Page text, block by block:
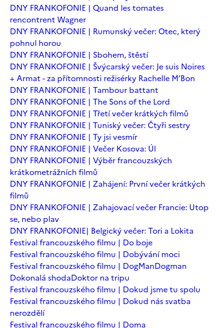
DNY FRANKOFONIE | Quand les tomates
rencontrent Wagner
DNY FRANKOFONIE | Rumunský večer: Otec, který
pohnul horou
DNY FRANKOFONIE | Sbohem, štěstí
DNY FRANKOFONIE | Švýcarský večer: Je suis Noires
+ Armat - za přítomnosti režisérky Rachelle M’Bon
DNY FRANKOFONIE | Tambour battant
DNY FRANKOFONIE | The Sons of the Lord
DNY FRANKOFONIE | Třetí večer krátkých filmů
DNY FRANKOFONIE | Tuniský večer: Čtyři sestry
DNY FRANKOFONIE | Ty jsi vesmír
DNY FRANKOFONIE | Večer Kosova: Úl
DNY FRANKOFONIE | Výběr francouzských
krátkometrážních filmů
DNY FRANKOFONIE | Zahájení: První večer krátkých
filmů
DNY FRANKOFONIE | Zahajovací večer Francie: Utop
se, nebo plav
DNY FRANKOFONIE| Belgický večer: Tori a Lokita
Festival francouzského filmu | Do boje
Festival francouzského filmu | Dobývání moci
Festival francouzského filmu | DogManDogman
Dokonalá shodaDoktor na tripu
Festival francouzského filmu | Dokud jsme tu spolu
Festival francouzského filmu | Dokud nás svatba
nerozdělí
Festival francouzského filmu | Doma